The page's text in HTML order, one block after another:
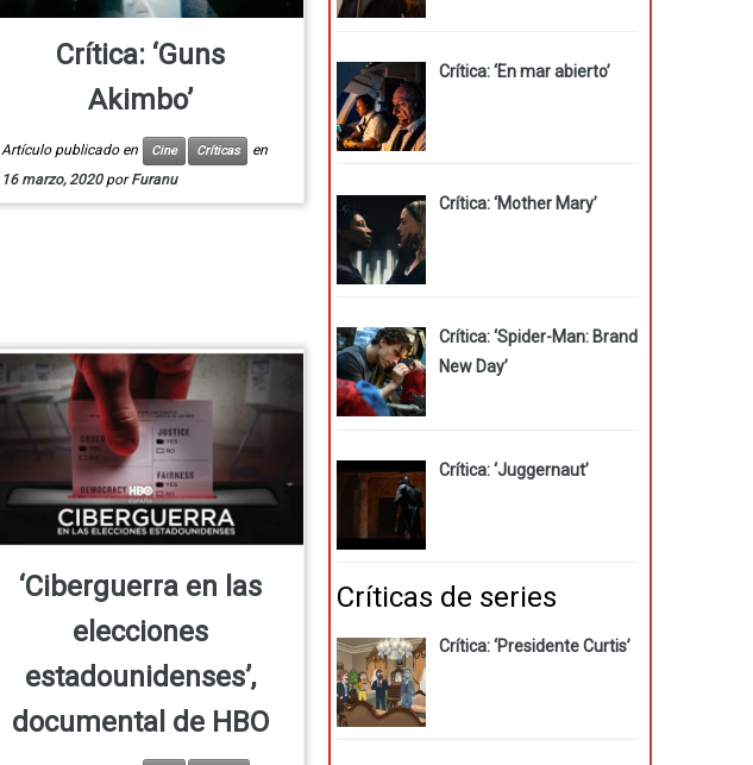
Crítica: ‘Guns
Akimbo’
Artículo publicado en Cine Críticas
en
16 marzo, 2020 porFuranu
‘Ciberguerra en las
elecciones
estadounidenses’,
documental de HBO
Crítica: ‘En mar abierto’
Crítica: ‘Mother Mary’
Crítica: ‘Spider-Man: Brand
New Day’
Crítica: ‘Juggernaut’
Críticas de series
Crítica: ‘Presidente Curtis’